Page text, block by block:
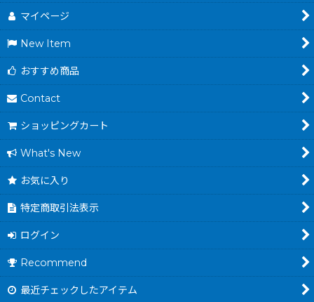
マイページ
New Item
おすすめ商品
Contact
ショッピングカート
What's New
お気に入り
特定商取引法表示
ログイン
Recommend
最近チェックしたアイテム